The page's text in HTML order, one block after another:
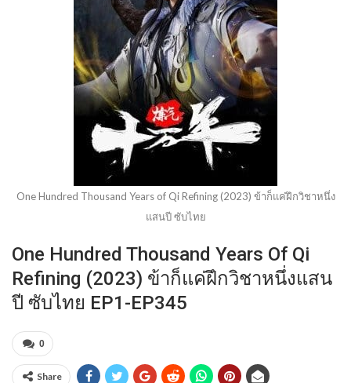
One Hundred Thousand Years of Qi Refining (2023) ข้าก็แค่ฝึกวิชาหนึ่ง
แสนปี ซับไทย
One Hundred Thousand Years Of Qi
Refining (2023) ข้าก็แค่ฝึกวิชาหนึ่งแสน
ปี ซับไทย EP1-EP345
0
Share